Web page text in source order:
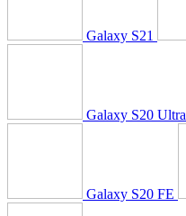
Galaxy S21
Galaxy S20 Ultra
Galaxy S20 FE